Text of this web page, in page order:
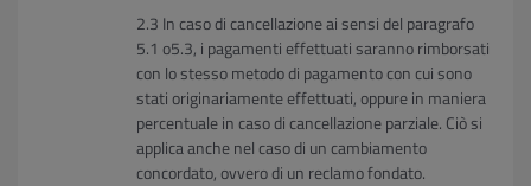
In caso di cancellazione ai sensi del paragrafo
5.1 o5.3, i pagamenti effettuati saranno rimborsati
con lo stesso metodo di pagamento con cui sono
stati originariamente effettuati, oppure in maniera
percentuale in caso di cancellazione parziale. Ciò si
applica anche nel caso di un cambiamento
concordato, ovvero di un reclamo fondato.